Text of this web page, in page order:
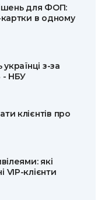
для ФОП:
в одному
з-за
- НБУ
клієнтів про
які
VIP-клієнти